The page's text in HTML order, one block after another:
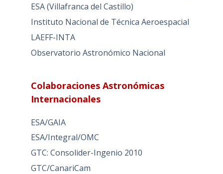
ESA (Villafranca del Castillo)
Instituto Nacional de Técnica Aeroespacial
LAEFF-INTA
Observatorio Astronómico Nacional
Colaboraciones Astronómicas
Internacionales
ESA/GAIA
ESA/Integral/OMC
GTC: Consolider-Ingenio 2010
GTC/CanariCam